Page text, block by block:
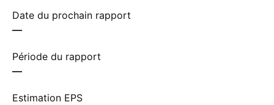
Date du prochain rapport
—
Période du rapport
—
Estimation EPS